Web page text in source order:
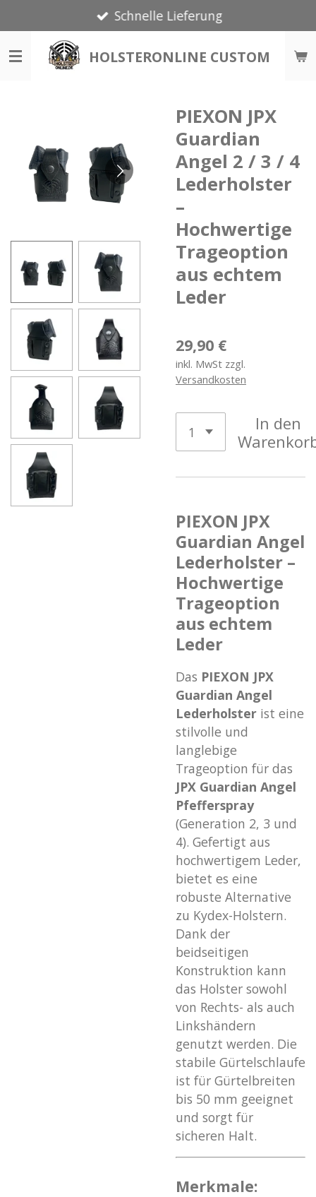
Hauptinhalt
springen
HOLSTERONLINE CUSTOM
Schnelle Lieferung
PIEXON JPX
Guardian
Angel 2 / 3 / 4
Lederholster
–
Hochwertige
Trageoption
aus echtem
Leder
29,90 €
inkl. MwSt zzgl.
Versandkosten
In den
PIEXON JPX
Guardian Angel
Lederholster –
Hochwertige
Trageoption
aus echtem
Leder
Das PIEXON JPX
Guardian Angel
Lederholster ist eine
stilvolle und
langlebige
Trageoption für das
JPX Guardian Angel
Pfefferspray
(Generation 2, 3 und
4). Gefertigt aus
hochwertigem Leder,
bietet es eine
robuste Alternative
zu Kydex-Holstern.
Dank der
beidseitigen
Konstruktion kann
das Holster sowohl
von Rechts- als auch
Linkshändern
genutzt werden. Die
stabile Gürtelschlaufe
ist für Gürtelbreiten
bis 50 mm geeignet
und sorgt für
sicheren Halt.
Merkmale: